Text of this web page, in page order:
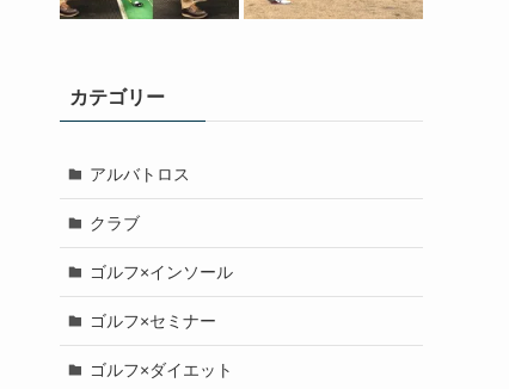
カテゴリー
アルバトロス
クラブ
ゴルフ×インソール
ゴルフ×セミナー
ゴルフ×ダイエット